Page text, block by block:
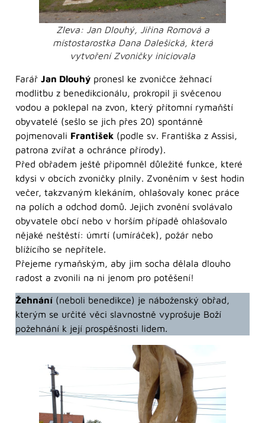
Zleva: Jan Dlouhý, Jiřina Romová a
místostarostka Dana Dalešická, která
vytvoření Zvoničky iniciovala
Farář Jan Dlouhý pronesl ke zvoničce žehnací
modlitbu z benedikcionálu, prokropil ji svěcenou
vodou a poklepal na zvon, který přítomní rymaňští
obyvatelé (sešlo se jich přes 20) spontánně
pojmenovali František (podle sv. Františka z Assisi,
patrona zvířat a ochránce přírody).
Před obřadem ještě připomněl důležité funkce, které
kdysi v obcích zvoničky plnily. Zvoněním v šest hodin
večer, takzvaným klekáním, ohlašovaly konec práce
na polích a odchod domů. Jejich zvonění svolávalo
obyvatele obcí nebo v horším případě ohlašovalo
nějaké neštěstí: úmrtí (umíráček), požár nebo
blížícího se nepřítele.
Přejeme rymaňským, aby jim socha dělala dlouho
radost a zvonili na ni jenom pro potěšení!
Žehnání (neboli benedikce) je náboženský obřad,
kterým se určité věci slavnostně vyprošuje Boží
požehnání k její prospěšnosti lidem.